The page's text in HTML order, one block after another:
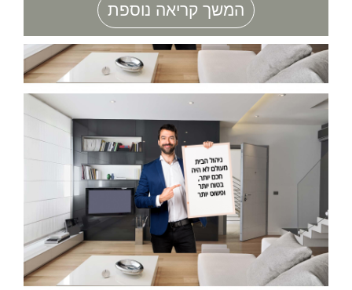
המשך קריאה נוספת